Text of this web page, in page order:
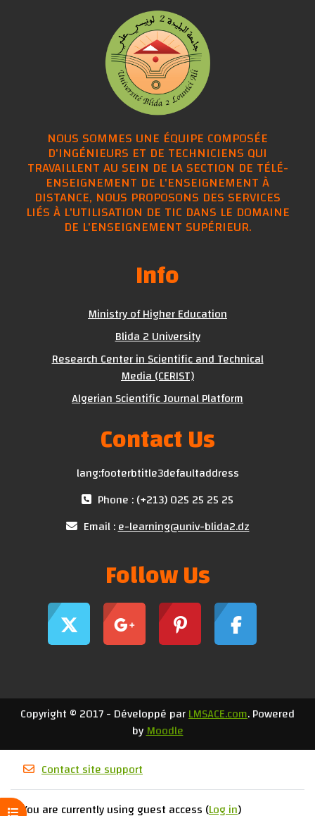
Open course index
NOUS SOMMES UNE ÉQUIPE COMPOSÉE
D'INGÉNIEURS ET DE TECHNICIENS QUI
TRAVAILLENT AU SEIN DE LA SECTION DE TÉLÉ-
ENSEIGNEMENT DE L'ENSEIGNEMENT À
DISTANCE, NOUS PROPOSONS DES SERVICES
LIÉS À L'UTILISATION DE TIC DANS LE DOMAINE
DE L'ENSEIGNEMENT SUPÉRIEUR.
Info
Ministry of Higher Education
Blida 2 University
Research Center in Scientific and Technical
Media (CERIST)
Algerian Scientific Journal Platform
Contact Us
lang:footerbtitle3defaultaddress
Phone : (+213) 025 25 25 25
Email :e-learning@univ-blida2.dz
Follow Us
Copyright © 2017 - Développé parLMSACE.com. Powered
byMoodle
Contact site support
You are currently using guest access (Log in)